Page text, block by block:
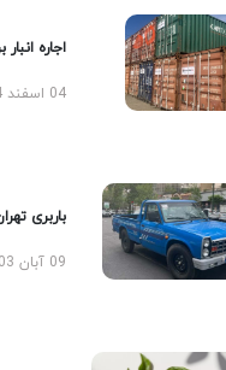
اجاره انبار
04 اسفند 1404
باربری
09 آبان 1403